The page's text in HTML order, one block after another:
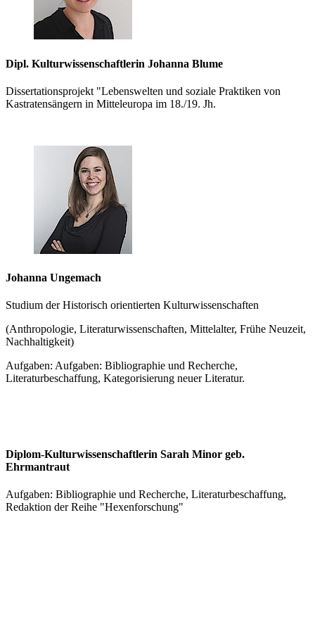
Dipl. Kulturwissenschaftlerin Johanna Blume
Dissertationsprojekt "Lebenswelten und soziale Praktiken von
Kastratensängern in Mitteleuropa im 18./19. Jh.
Johanna Ungemach
Studium der Historisch orientierten Kulturwissenschaften
(Anthropologie, Literaturwissenschaften, Mittelalter, Frühe Neuzeit,
Nachhaltigkeit)
Aufgaben: Aufgaben: Bibliographie und Recherche,
Literaturbeschaffung, Kategorisierung neuer Literatur.
Diplom-Kulturwissenschaftlerin Sarah Minor geb.
Ehrmantraut
Aufgaben: Bibliographie und Recherche, Literaturbeschaffung,
Redaktion der Reihe "Hexenforschung"